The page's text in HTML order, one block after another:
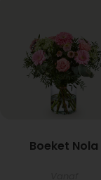
Boeket Nola